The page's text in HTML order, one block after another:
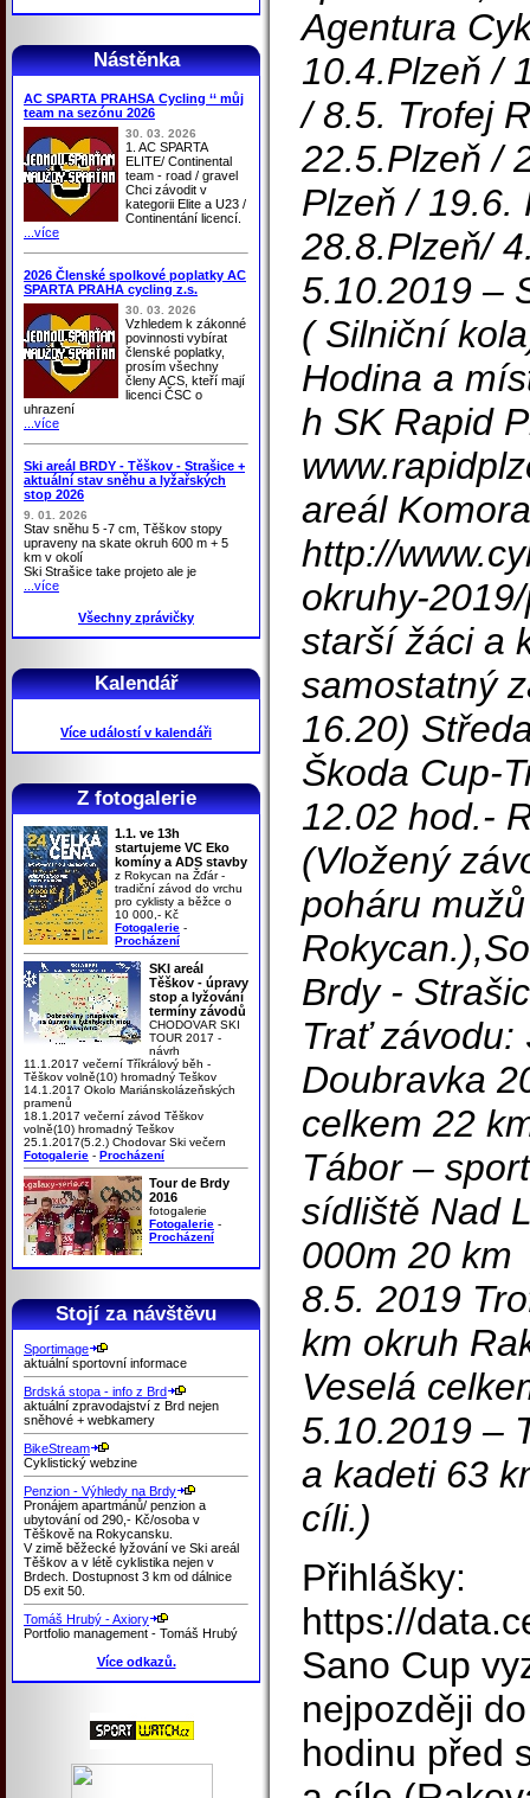
Nástěnka
AC SPARTA PRAHSA Cycling ‘‘ můj
team na sezónu 2026
30. 03. 2026
1. AC SPARTA
ELITE/ Continental
team - road / gravel
Chci závodit v
kategorii Elite a U23 /
Continentání licencí.
...více
2026 Členské spolkové poplatky AC
SPARTA PRAHA cycling z.s.
30. 03. 2026
Vzhledem k zákonné
povinnosti vybírat
členské poplatky,
prosím všechny
členy ACS, kteří mají
licenci ČSC o
uhrazení
...více
Ski areál BRDY - Těškov - Strašice +
aktuální stav sněhu a lyžařských
stop 2026
9. 01. 2026
Stav sněhu 5 -7 cm, Těškov stopy
upraveny na skate okruh 600 m + 5
km v okolí
Ski Strašice take projeto ale je
...více
Všechny zprávičky
Kalendář
Více událostí v kalendáři
Z fotogalerie
1.1. ve 13h
startujeme VC Eko
komíny a ADS stavby
z Rokycan na Žďár -
tradiční závod do vrchu
pro cyklisty a běžce o
10 000,- Kč
Fotogalerie -
Procházení
SKI areál
Těškov - úpravy
stop a lyžování
termíny závodů
CHODOVAR SKI
TOUR 2017 -
návrh
11.1.2017 večerní Tříkrálový běh -
Těškov volně(10) hromadný Teškov
14.1.2017 Okolo Mariánskolázeňských
pramenů
18.1.2017 večerní závod Těškov
volně(10) hromadný Teškov
25.1.2017(5.2.) Chodovar Ski večern
Fotogalerie - Procházení
Tour de Brdy
2016
fotogalerie
Fotogalerie -
Procházení
Stojí za návštěvu
Sportimage
aktuální sportovní informace
Brdská stopa - info z Brd
aktuální zpravodajství z Brd nejen
sněhové + webkamery
BikeStream
Cyklistický webzine
Penzion - Výhledy na Brdy
Pronájem apartmánů/ penzion a
ubytování od 290,- Kč/osoba v
Těškově na Rokycansku.
V zimě běžecké lyžování ve Ski areál
Těškov a v létě cyklistika nejen v
Brdech. Dostupnost 3 km od dálnice
D5 exit 50.
Tomáš Hrubý - Axiory
Portfolio management - Tomáš Hrubý
Více odkazů.
Agentura
10.4.Plzeň /
/ 8.5. Trofej
22.5.Plzeň /
Plzeň / 19.6.
28.8.Plzeň/
5.10.2019 –
( Silniční
Hodina a
h SK Rapid
areál Komora
http://
okruhy-
starší žáci a
samostatný
16.20)
Škoda Cup-
12.02 hod.-
(Vložený
poháru
Brdy -
Trať závodu:
Doubravka
celkem 22
Tábor –
sídliště Nad
000m 20 km
8.5. 2019
km okruh
Veselá
5.10.2019 –
a kadeti 63
cíli.)
Přihlášky:
https://
Sano Cup
nejpozději
hodinu před